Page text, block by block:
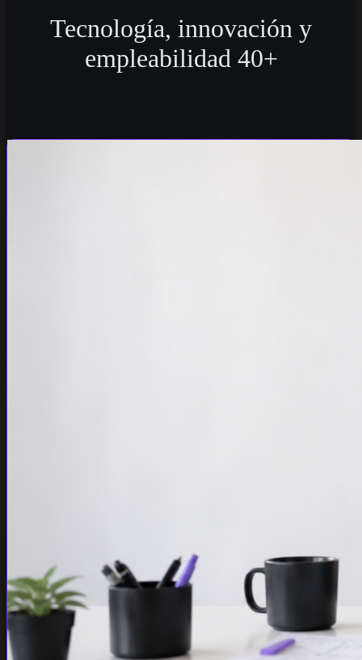
Tecnología, innovación y
empleabilidad 40+